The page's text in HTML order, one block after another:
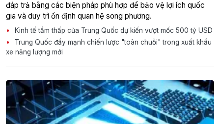
đáp trả bằng các biện pháp phù hợp để bảo vệ lợi ích quốc
gia và duy trì ổn định quan hệ song phương.
Kinh tế tầm thấp của Trung Quốc dự kiến vượt mốc 500 tỷ USD
Trung Quốc đẩy mạnh chiến lược "toàn chuỗi" trong xuất khẩu
xe năng lượng mới